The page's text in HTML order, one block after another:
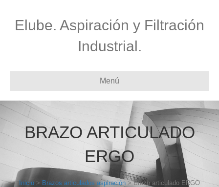
Elube. Aspiración y Filtración
Industrial.
Menú
BRAZO ARTICULADO
ERGO
Inicio > Brazos articulados aspiración > Brazo articulado ERGO